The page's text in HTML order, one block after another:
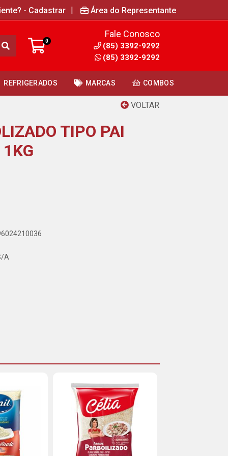
- Cadastrar | Área do Representante
0
Fale Conosco
(85) 3392-9292
(85) 3392-9292
REFRIGERADOS MARCAS COMBOS
VOLTAR
TIPO PAI
A